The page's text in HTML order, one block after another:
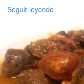
Seguir leyendo